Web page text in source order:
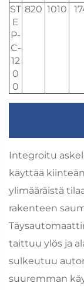
ST
E
P-
C-
12
0
0
820 1010
Integroitu
käyttää
ylimääräistä
rakenteen
taittuu ylös ja
sulkeutuu
suuremman